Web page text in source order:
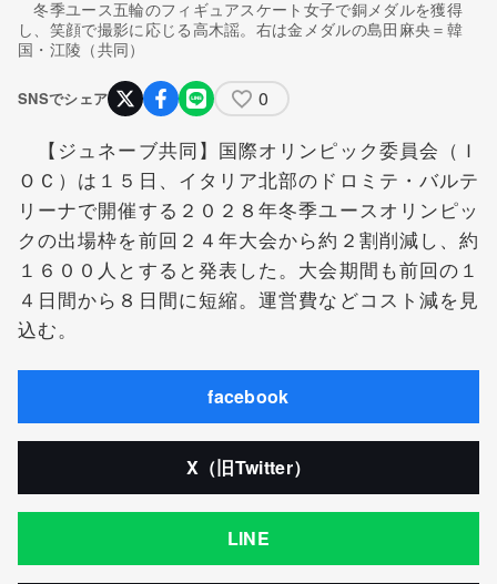
冬季ユース五輪のフィギュアスケート女子で銅メダルを獲得
し、笑顔で撮影に応じる高木謡。右は金メダルの島田麻央＝韓
国・江陵（共同）
SNSでシェア 0
【ジュネーブ共同】国際オリンピック委員会（Ｉ
ＯＣ）は１５日、イタリア北部のドロミテ・バルテ
リーナで開催する２０２８年冬季ユースオリンピッ
クの出場枠を前回２４年大会から約２割削減し、約
１６００人とすると発表した。大会期間も前回の１
４日間から８日間に短縮。運営費などコスト減を見
込む。
facebook
X（旧Twitter）
LINE